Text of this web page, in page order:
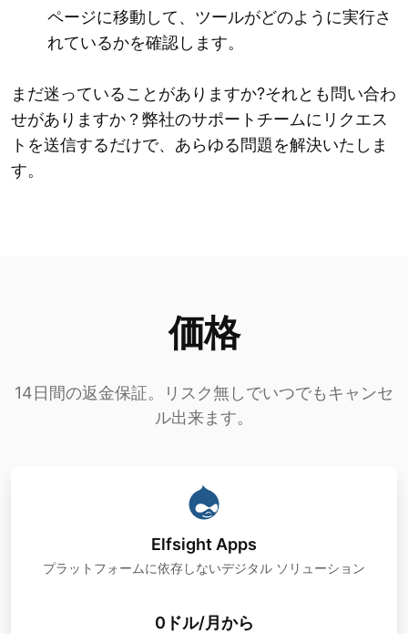
ページに移動して、ツールがどのように実行さ
れているかを確認します。
まだ迷っていることがありますか?それとも問い合わ
せがありますか？弊社のサポートチームにリクエス
トを送信するだけで、あらゆる問題を解決いたしま
す。
価格
14日間の返金保証。リスク無しでいつでもキャンセ
ル出来ます。
Elfsight Apps
プラットフォームに依存しないデジタル ソリューション
0ドル/月から